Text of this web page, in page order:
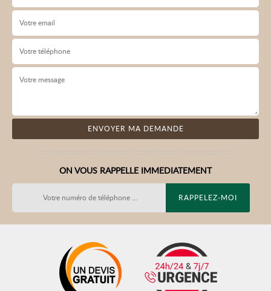
ON VOUS RAPPELLE IMMEDIATEMENT